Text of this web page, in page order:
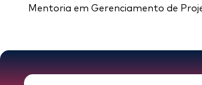
Mentoria em Gerenciamento de